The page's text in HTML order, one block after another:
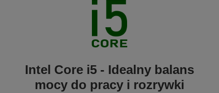
Intel Core i5 - Idealny balans
mocy do pracy i rozrywki